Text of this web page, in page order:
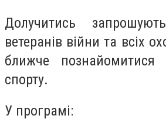
Долучитись
ветеранів війни та всіх
ближче
спорту.
У програмі: